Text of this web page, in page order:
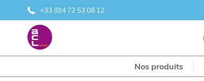
+33 (0)4 72 53 08 12
Nos produits